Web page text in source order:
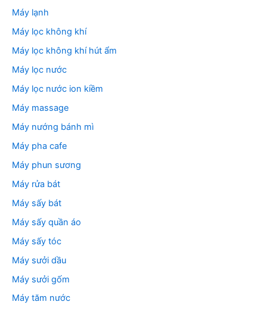
Máy lạnh
Máy lọc không khí
Máy lọc không khí hút ẩm
Máy lọc nước
Máy lọc nước ion kiềm
Máy massage
Máy nướng bánh mì
Máy pha cafe
Máy phun sương
Máy rửa bát
Máy sấy bát
Máy sấy quần áo
Máy sấy tóc
Máy sưởi dầu
Máy sưởi gốm
Máy tăm nước